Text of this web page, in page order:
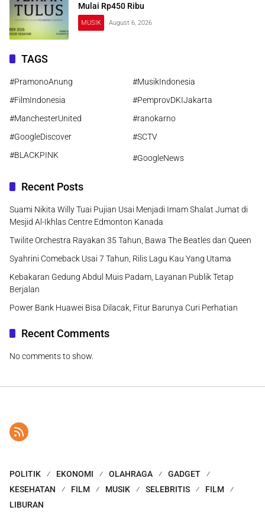
Mulai Rp450 Ribu
MUSIK August 6, 2026
TAGS
#PramonoAnung
#MusikIndonesia
#FilmIndonesia
#PemprovDKIJakarta
#ManchesterUnited
#ranokarno
#GoogleDiscover
#SCTV
#BLACKPINK
#GoogleNews
Recent Posts
Suami Nikita Willy Tuai Pujian Usai Menjadi Imam Shalat Jumat di
Mesjid Al-Ikhlas Centre Edmonton Kanada
Twilite Orchestra Rayakan 35 Tahun, Bawa The Beatles dan Queen
Syahrini Comeback Usai 7 Tahun, Rilis Lagu Kau Yang Utama
Kebakaran Gedung Abdul Muis Padam, Layanan Publik Tetap
Berjalan
Power Bank Huawei Bisa Dilacak, Fitur Barunya Curi Perhatian
Recent Comments
No comments to show.
POLITIK EKONOMI OLAHRAGA
GADGET
KESEHATAN
FILM MUSIK SELEBRITIS
FILM
LIBURAN